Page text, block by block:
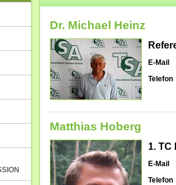
Dr. Michael Heinz
E-Mail
Telefon
Matthias Hoberg
1. TC
E-Mail
Telefon